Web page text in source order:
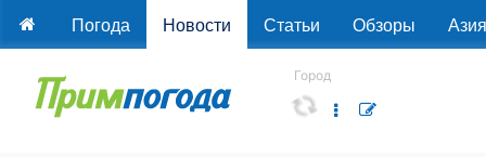
Погода Новости Статьи Обзоры Азия
Город